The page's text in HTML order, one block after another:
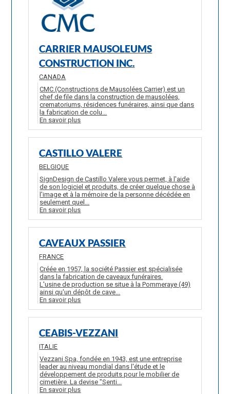
CARRIER MAUSOLEUMS
CONSTRUCTION INC.
CANADA
CMC (Constructions de Mausolées Carrier) est un
chef de file dans la construction de mausolées,
crematoriums, résidences funéraires, ainsi que dans
la fabrication de colu...
En savoir plus
CASTILLO VALERE
BELGIQUE
SignDesign de Castillo Valere vous permet, à l'aide
de son logiciel et produits, de créer quelque chose à
l'image et à la mémoire de la personne décédée en
seulement quel...
En savoir plus
CAVEAUX PASSIER
FRANCE
Créée en 1957, la société Passier est spécialisée
dans la fabrication de caveaux funéraires.
L'usine de production se situe à la Pommeraye (49)
ainsi qu'un dépôt de cave...
En savoir plus
CEABIS-VEZZANI
ITALIE
Vezzani Spa, fondée en 1943, est une entreprise
leader au niveau mondial dans l'étude et le
développement de produits pour le mobilier de
cimetière. La devise "Senti...
En savoir plus